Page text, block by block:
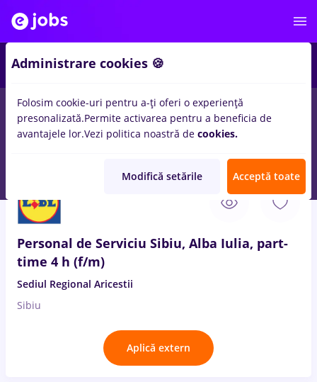
Salarii Remote (de acasă) București Cluj-
Personal de Serviciu Sibiu, Alba Iulia, part-
time 4 h (f/m)
Sediul Regional Aricestii
Sibiu
Aplică extern
Administrare cookies 🍪
Folosim cookie-uri pentru a-ți oferi o experiență
presonalizată.Permite activarea pentru a beneficia de
avantajele lor.Vezi politica noastră de cookies.
Modifică setările Acceptă toate